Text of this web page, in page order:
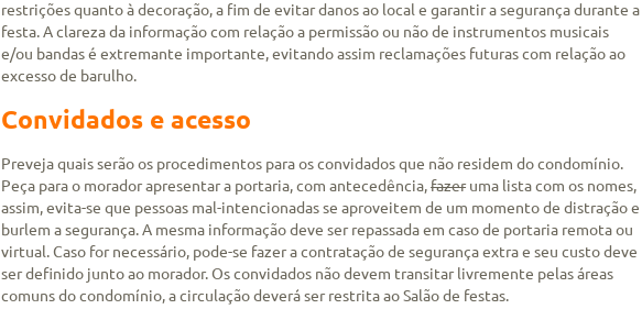
restrições quanto à decoração, a fim de evitar danos ao local e garantir a segurança durante a
festa. A clareza da informação com relação a permissão ou não de instrumentos musicais
e/ou bandas é extremante importante, evitando assim reclamações futuras com relação ao
excesso de barulho.
Convidados e acesso
Preveja quais serão os procedimentos para os convidados que não residem do condomínio.
Peça para o morador apresentar a portaria, com antecedência,fazeruma lista com os nomes,
assim, evita-se que pessoas mal-intencionadas se aproveitem de um momento de distração e
burlem a segurança. A mesma informação deve ser repassada em caso de portaria remota ou
virtual. Caso for necessário, pode-se fazer a contratação de segurança extra e seu custo deve
ser definido junto ao morador. Os convidados não devem transitar livremente pelas áreas
comuns do condomínio, a circulação deverá ser restrita ao Salão de festas.